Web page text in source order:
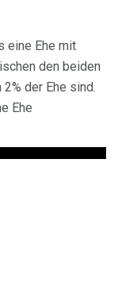
eine Ehe mit
den beiden
der Ehe sind.
Ehe